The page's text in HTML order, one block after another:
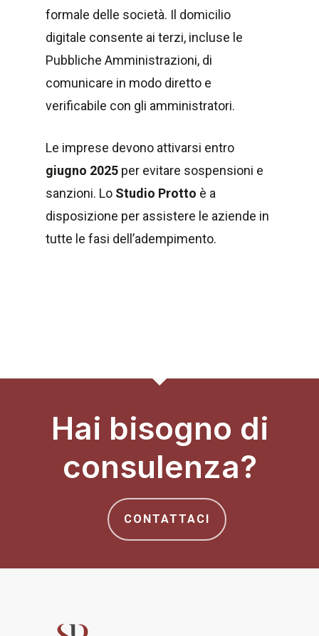
formale delle società. Il domicilio
digitale consente ai terzi, incluse le
Pubbliche Amministrazioni, di
comunicare in modo diretto e
verificabile con gli amministratori.
Le imprese devono attivarsi entro
giugno 2025 per evitare sospensioni e
sanzioni. Lo Studio Protto è a
disposizione per assistere le aziende in
tutte le fasi dell’adempimento.
Hai bisogno di
consulenza?
CONTATTACI